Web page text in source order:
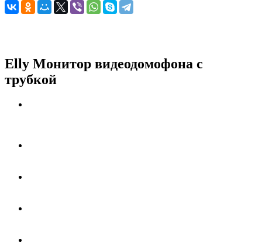
Elly Монитор видеодомофона с
трубкой